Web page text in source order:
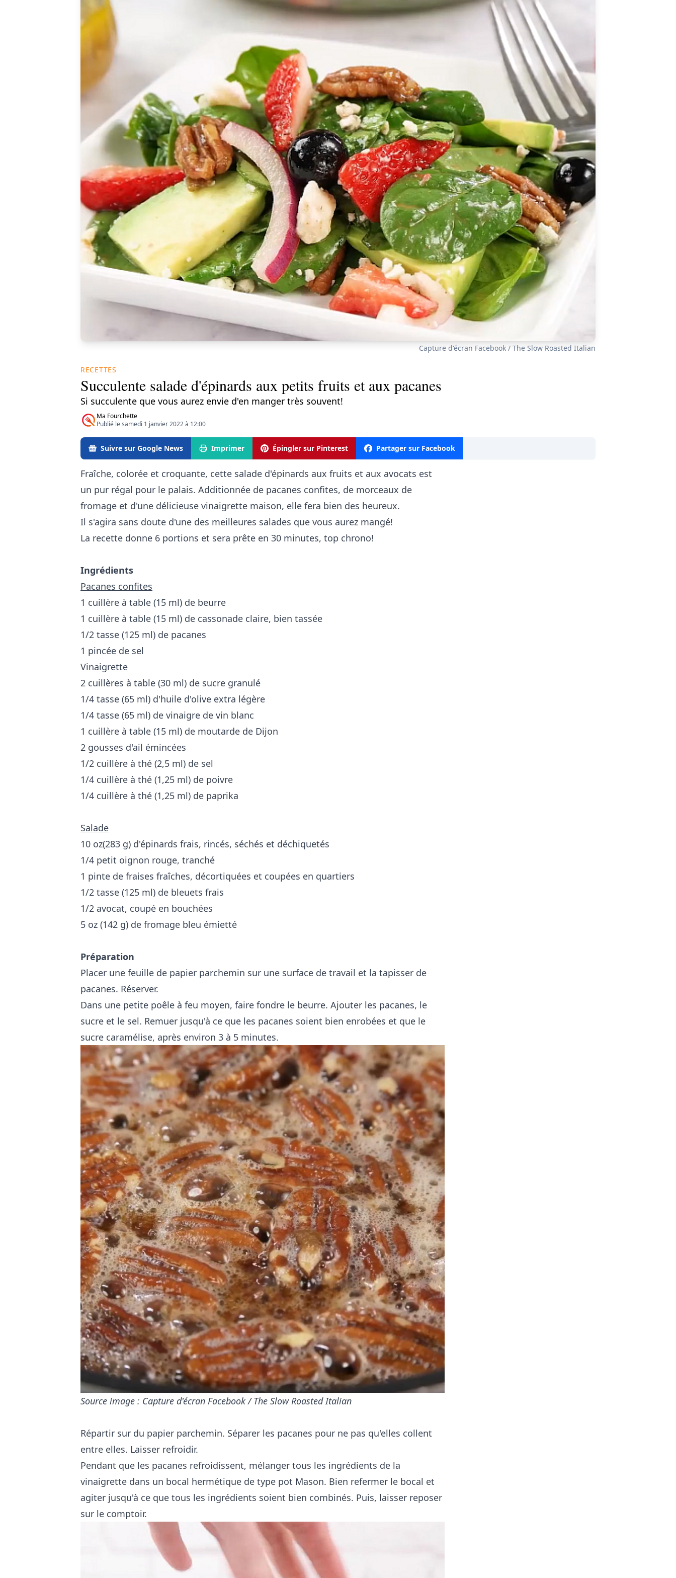
Capture d'écran Facebook / The Slow Roasted Italian
RECETTES
Succulente salade d'épinards aux petits fruits et aux pacanes
Si succulente que vous aurez envie d'en manger très souvent!
Ma Fourchette
Publié le samedi 1 janvier 2022 à 12:00
Suivre sur Google News Imprimer Épingler sur Pinterest Partager sur Facebook
Fraîche, colorée et croquante, cette salade d'épinards aux fruits et aux avocats est
un pur régal pour le palais. Additionnée de pacanes confites, de morceaux de
fromage et d'une délicieuse vinaigrette maison, elle fera bien des heureux.
Il s'agira sans doute d'une des meilleures salades que vous aurez mangé!
La recette donne 6 portions et sera prête en 30 minutes, top chrono!
Ingrédients
Pacanes confites
1 cuillère à table (15 ml) de beurre
1 cuillère à table (15 ml) de cassonade claire, bien tassée
1/2 tasse (125 ml) de pacanes
1 pincée de sel
Vinaigrette
2 cuillères à table (30 ml) de sucre granulé
1/4 tasse (65 ml) d'huile d'olive extra légère
1/4 tasse (65 ml) de vinaigre de vin blanc
1 cuillère à table (15 ml) de moutarde de Dijon
2 gousses d'ail émincées
1/2 cuillère à thé (2,5 ml) de sel
1/4 cuillère à thé (1,25 ml) de poivre
1/4 cuillère à thé (1,25 ml) de paprika
Salade
10 oz(283 g) d'épinards frais, rincés, séchés et déchiquetés
1/4 petit oignon rouge, tranché
1 pinte de fraises fraîches, décortiquées et coupées en quartiers
1/2 tasse (125 ml) de bleuets frais
1/2 avocat, coupé en bouchées
5 oz (142 g) de fromage bleu émietté
Préparation
Placer une feuille de papier parchemin sur une surface de travail et la tapisser de
pacanes. Réserver.
Dans une petite poêle à feu moyen, faire fondre le beurre. Ajouter les pacanes, le
sucre et le sel. Remuer jusqu'à ce que les pacanes soient bien enrobées et que le
sucre caramélise, après environ 3 à 5 minutes.
Source image : Capture d'écran Facebook / The Slow Roasted Italian
Répartir sur du papier parchemin. Séparer les pacanes pour ne pas qu'elles collent
entre elles. Laisser refroidir.
Pendant que les pacanes refroidissent, mélanger tous les ingrédients de la
vinaigrette dans un bocal hermétique de type pot Mason. Bien refermer le bocal et
agiter jusqu'à ce que tous les ingrédients soient bien combinés. Puis, laisser reposer
sur le comptoir.